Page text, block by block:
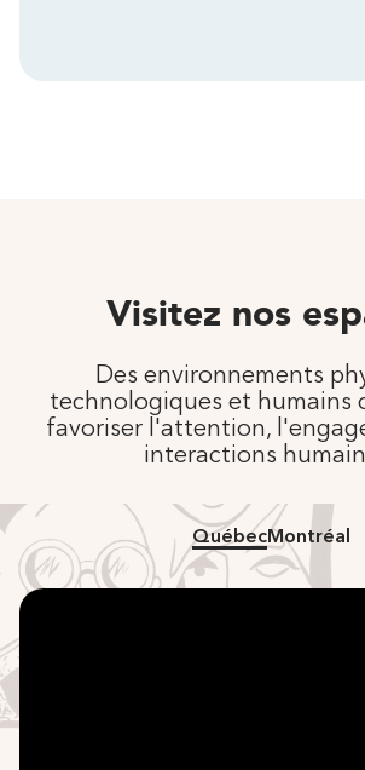
Visitez nos
Des environnements
technologiques et humains
favoriser l'attention,
interactions
QuébecMontréal